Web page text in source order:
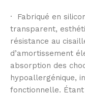
· Fabriqué en
transparent,
résistance au
d’amortissement
absorption des
hypoallergénique,
fonctionnelle.